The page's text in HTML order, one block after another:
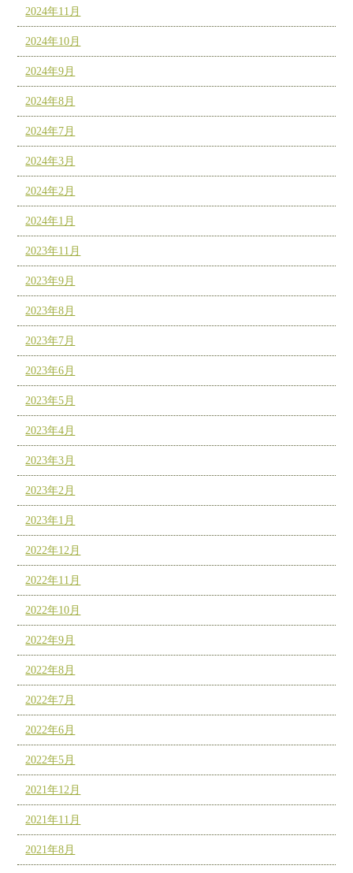
2024年11月
2024年10月
2024年9月
2024年8月
2024年7月
2024年3月
2024年2月
2024年1月
2023年11月
2023年9月
2023年8月
2023年7月
2023年6月
2023年5月
2023年4月
2023年3月
2023年2月
2023年1月
2022年12月
2022年11月
2022年10月
2022年9月
2022年8月
2022年7月
2022年6月
2022年5月
2021年12月
2021年11月
2021年8月